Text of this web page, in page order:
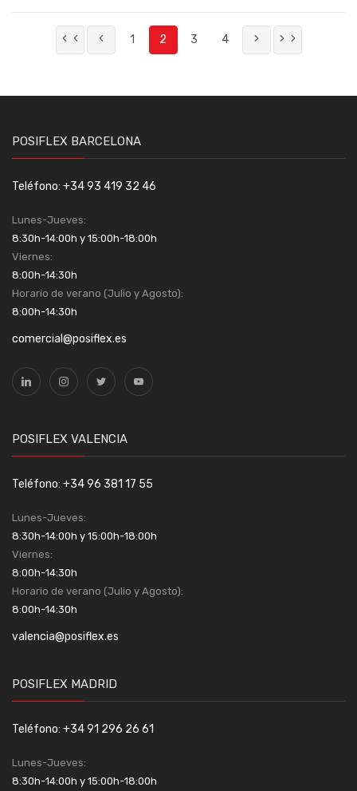
1 2 3 4
POSIFLEX BARCELONA
Teléfono: +34 93 419 32 46
Lunes-Jueves:
8:30h-14:00h y 15:00h-18:00h
Viernes:
8:00h-14:30h
Horario de verano (Julio y Agosto):
8:00h-14:30h
comercial@posiflex.es
POSIFLEX VALENCIA
Teléfono: +34 96 381 17 55
Lunes-Jueves:
8:30h-14:00h y 15:00h-18:00h
Viernes:
8:00h-14:30h
Horario de verano (Julio y Agosto):
8:00h-14:30h
valencia@posiflex.es
POSIFLEX MADRID
Teléfono: +34 91 296 26 61
Lunes-Jueves:
8:30h-14:00h y 15:00h-18:00h